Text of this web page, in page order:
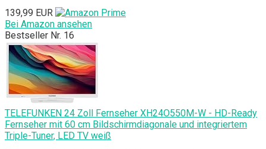
139,99 EUR
Bei Amazon ansehen
Bestseller Nr. 16
TELEFUNKEN 24 Zoll Fernseher XH24O550M-W - HD-Ready
Fernseher mit 60 cm Bildschirmdiagonale und integriertem
Triple-Tuner, LED TV weiß